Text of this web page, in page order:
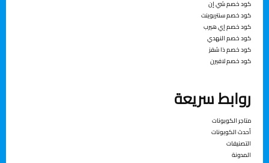
كود خصم شي إن
كود خصم سنتربوينت
كود خصم إي هيرب
كود خصم النهدي
كود خصم ذا شفز
كود خصم لافيرن
روابط سريعة
متاجر الكوبونات
أحدث الكوبونات
التصنيفات
المدونة